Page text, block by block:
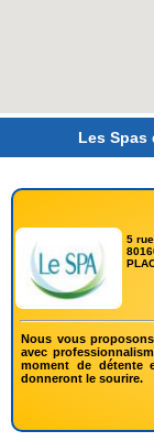
Les Spas
5
Nous vous
avec
moment de détente
donneront le sourire.